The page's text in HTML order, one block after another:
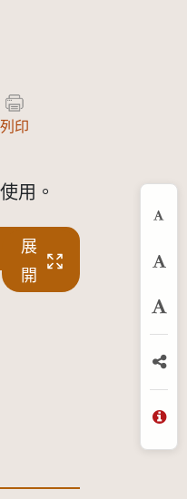
列印
用。
展
開
放
分